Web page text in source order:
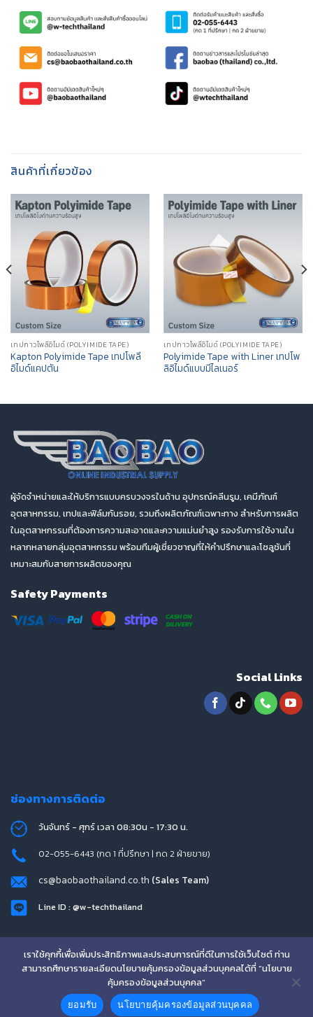
สินค้าที่เกี่ยวข้อง
เทปกาวโพลีอิไมด์ (POLYIMIDE TAPE)
Kapton Polyimide Tape เทปโพลี
อิไมด์แคปตัน
เทปกาวโพลีอิไมด์ (POLYIMIDE TAPE)
Polyimide Tape with Liner เทปโพ
ลิอิไมด์แบบมีไลเนอร์
ผู้จัดจำหน่ายและให้บริการแบบครบวงจรในด้าน อุปกรณ์คลีนรูม, เคมีภัณฑ์
อุตสาหกรรม, เทปและฟิล์มกันรอย, รวมถึงผลิตภัณฑ์เฉพาะทาง สำหรับการผลิต
ในอุตสาหกรรมที่ต้องการความสะอาดและความแม่นยำสูง รองรับการใช้งานใน
หลากหลายกลุ่มอุตสาหกรรม พร้อมทีมผู้เชี่ยวชาญที่ให้คำปรึกษาและโซลูชันที่
เหมาะสมกับสายการผลิตของคุณ
Safety Payments
Social Links
ช่องทางการติดต่อ
วันจันทร์ - ศุกร์ เวลา 08:30น - 17:30 น.
02-055-6443 (กด 1 ที่ปรึกษา | กด 2 ฝ่ายขาย)
cs@baobaothailand.co.th (Sales Team)
Line ID : @w-techthailand
Copyright 2026 © www.baobaothailand.co.th
เราใช้คุกกี้เพื่อเพิ่มประสิทธิภาพและประสบการณ์ที่ดีในการใช้เว็บไซต์ ท่าน
สามารถศึกษารายละเอียดนโยบายคุ้มครองข้อมูลส่วนบุคคลได้ที่ “นโยบาย
คุ้มครองข้อมูลส่วนบุคคล”
ยอมรับ นโยบายคุ้มครองข้อมูลส่วนบุคคล